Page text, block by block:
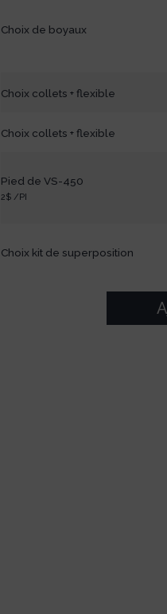
Choix de boyaux
Choix collets + flexible
Choix collets + flexible
Pied de VS-450
2$ /PI
Choix kit de superposition